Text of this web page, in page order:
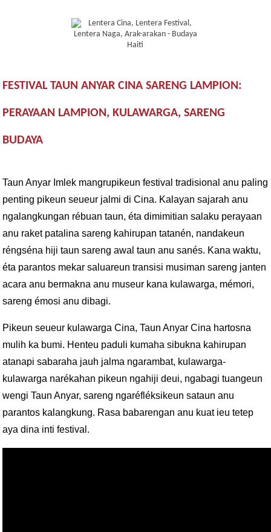
FESTIVAL TAUN ANYAR CINA SARENG LAMPION:
PERAYAAN LAMPION, KULAWARGA, SARENG
BUDAYA
Taun Anyar Imlek mangrupikeun festival tradisional anu paling
penting pikeun seueur jalmi di Cina. Kalayan sajarah anu
ngalangkungan rébuan taun, éta dimimitian salaku perayaan
anu raket patalina sareng kahirupan tatanén, nandakeun
réngséna hiji taun sareng awal taun anu sanés. Kana waktu,
éta parantos mekar saluareun transisi musiman sareng janten
acara anu bermakna anu museur kana kulawarga, mémori,
sareng émosi anu dibagi.
Pikeun seueur kulawarga Cina, Taun Anyar Cina hartosna
mulih ka bumi. Henteu paduli kumaha sibukna kahirupan
atanapi sabaraha jauh jalma ngarambat, kulawarga-
kulawarga narékahan pikeun ngahiji deui, ngabagi tuangeun
wengi Taun Anyar, sareng ngaréfléksikeun sataun anu
parantos kalangkung. Rasa babarengan anu kuat ieu tetep
aya dina inti festival.